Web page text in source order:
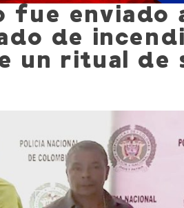
fue enviado
de
un ritual de